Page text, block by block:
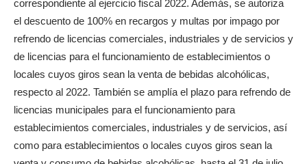
correspondiente al ejercicio fiscal 2022. Además, se autoriza
el descuento de 100% en recargos y multas por impago por
refrendo de licencias comerciales, industriales y de servicios y
de licencias para el funcionamiento de establecimientos o
locales cuyos giros sean la venta de bebidas alcohólicas,
respecto al 2022. También se amplía el plazo para refrendo de
licencias municipales para el funcionamiento para
establecimientos comerciales, industriales y de servicios, así
como para establecimientos o locales cuyos giros sean la